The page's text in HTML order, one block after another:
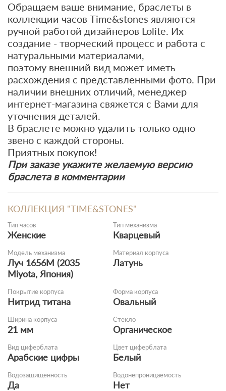
Обращаем ваше внимание, браслеты в
коллекции часов Time&stones являются
ручной работой дизайнеров Lolitе. Их
создание - творческий процесс и работа с
натуральными материалами,
поэтому внешний вид может иметь
расхождения с представленными фото. При
наличии внешних отличий, менеджер
интернет-магазина свяжется с Вами для
уточнения деталей.
В браслете можно удалить только одно
звено с каждой стороны.
Приятных покупок!
При заказе укажите желаемую версию
браслета в комментарии
КОЛЛЕКЦИЯ "TIME&STONES"
Тип часов
Женские
Тип механизма
Кварцевый
Модель механизма
Луч 1656M (2035
Miyota, Япония)
Материал корпуса
Латунь
Покрытие корпуса
Нитрид титана
Форма корпуса
Овальный
Ширина корпуса
21 мм
Стекло
Органическое
Вид циферблата
Арабские цифры
Цвет циферблата
Белый
Водозащищенность
Да
Водонепроницаемость
Нет